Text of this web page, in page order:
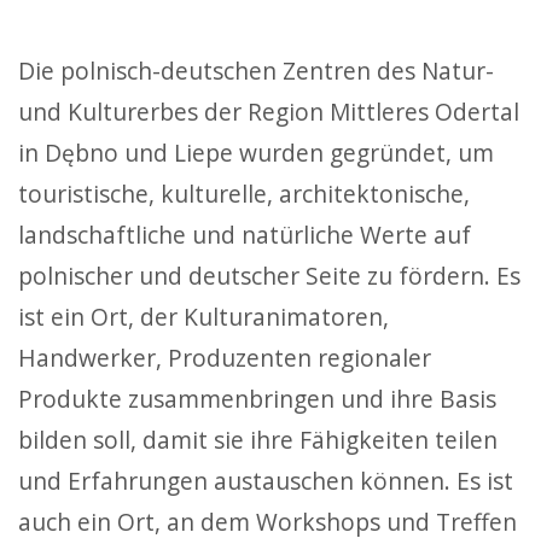
Die polnisch-deutschen Zentren des Natur-
und Kulturerbes der Region Mittleres Odertal
in Dębno und Liepe wurden gegründet, um
touristische, kulturelle, architektonische,
landschaftliche und natürliche Werte auf
polnischer und deutscher Seite zu fördern. Es
ist ein Ort, der Kulturanimatoren,
Handwerker, Produzenten regionaler
Produkte zusammenbringen und ihre Basis
bilden soll, damit sie ihre Fähigkeiten teilen
und Erfahrungen austauschen können. Es ist
auch ein Ort, an dem Workshops und Treffen